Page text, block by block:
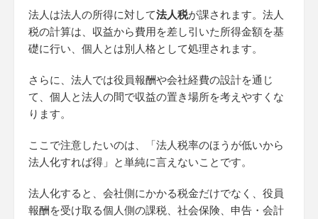
法人は法人の所得に対して法人税が課されます。法人
税の計算は、収益から費用を差し引いた所得金額を基
礎に行い、個人とは別人格として処理されます。
さらに、法人では役員報酬や会社経費の設計を通じ
て、個人と法人の間で収益の置き場所を考えやすくな
ります。
ここで注意したいのは、「法人税率のほうが低いから
法人化すれば得」と単純に言えないことです。
法人化すると、会社側にかかる税金だけでなく、役員
報酬を受け取る個人側の課税、社会保険、申告・会計